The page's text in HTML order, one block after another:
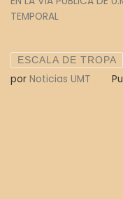
TEMPORAL
ESCALA DE TROPA
por Noticias UMT